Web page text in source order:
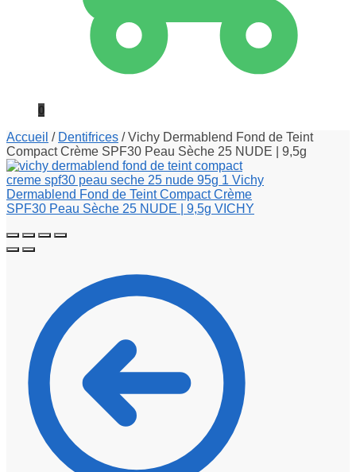
0
Accueil / Dentifrices /Vichy Dermablend Fond de Teint
Compact Crème SPF30 Peau Sèche 25 NUDE | 9,5g